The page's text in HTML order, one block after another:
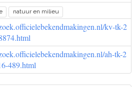
natuur en milieu
kv-tk-2
ah-tk-2
489.html